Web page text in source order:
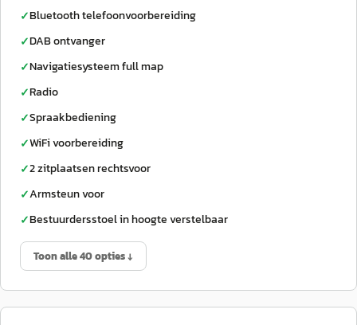
✓Bluetooth telefoonvoorbereiding
✓DAB ontvanger
✓Navigatiesysteem full map
✓Radio
✓Spraakbediening
✓WiFi voorbereiding
✓2 zitplaatsen rechtsvoor
✓Armsteun voor
✓Bestuurdersstoel in hoogte verstelbaar
Toon alle 40 opties ↓